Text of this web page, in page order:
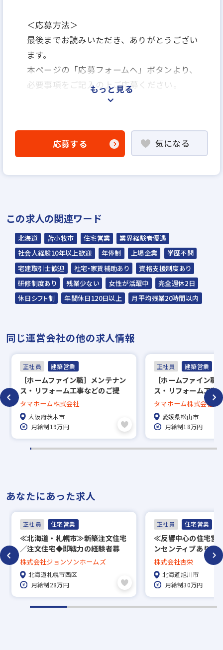
＜応募方法＞
最後までお読みいただき、ありがとうござい
ます。
本ページの「応募フォームヘ」ボタンより、
必要事項をご記入の上ご応募ください。
「応募フォームへ」よりエントリー
説明選考会
※基本的にはお電話でのご面談となります。
※説明選考会は代行業者であるスラッシュ株
式会社が行います※
スラッシュ株式会社からのご連絡をお待ち
ください。
ご連絡までに7日程度いただく場合があり
担当：スラッシュ株式会社 若杉（ワカス
ギ）
住所：東京都港区赤坂2-15-16 赤坂ふく
源ビル7F
面接（1回～数回）
▼
内定
い。応募の秘密は厳守いたします。
もっと見る
応募する 気になる
この求人の関連ワード
北海道 苫小牧市 住宅営業
業界経験者優遇
社会人経験10年以上歓迎
年俸制 上場企業
学歴不問
宅建取引士歓迎
社宅・家賃補助あり
資格支援制度あり
研修制度あり
残業少ない 女性が活躍中
完全週休2日
休日シフト制
年間休日120日以上 月平均残業20時間以内
同じ運営会社の他の求人情報
正社員 建築営業
［ホームファイン職］メンテナン
ス・リフォーム工事などのご提
案！◇業務経験者募集/手当充
実！安定の上場企業◎
タマホーム株式会社
大阪府茨木市
月給制19万円
正社員 建築営業
［ホームファイン職
ス・リフォーム工事
案！◇業務経験者募
実！安定の上場企業
タマホーム株式会社
愛媛県松山市
月給制18万円
あなたにあった求人
正社員 住宅営業
≪北海道・札幌市≫新築注文住宅
／注文住宅◆即戦力の経験者募
集！／年収610万円～／ノルマな
し
株式会社ジョンソンホームズ
北海道札幌市西区
月給制28万円
正社員 住宅営業
≪反響中心の住宅営
ンセンティブあり！
120日以上／福利厚
株式会社杏栄
北海道旭川市
月給制30万円